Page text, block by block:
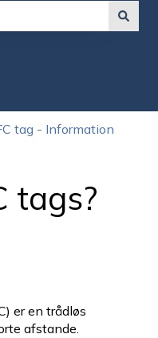
tag - Information
tags?
er en trådløs
afstande.